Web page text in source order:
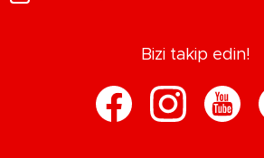
Bizi takip edin!